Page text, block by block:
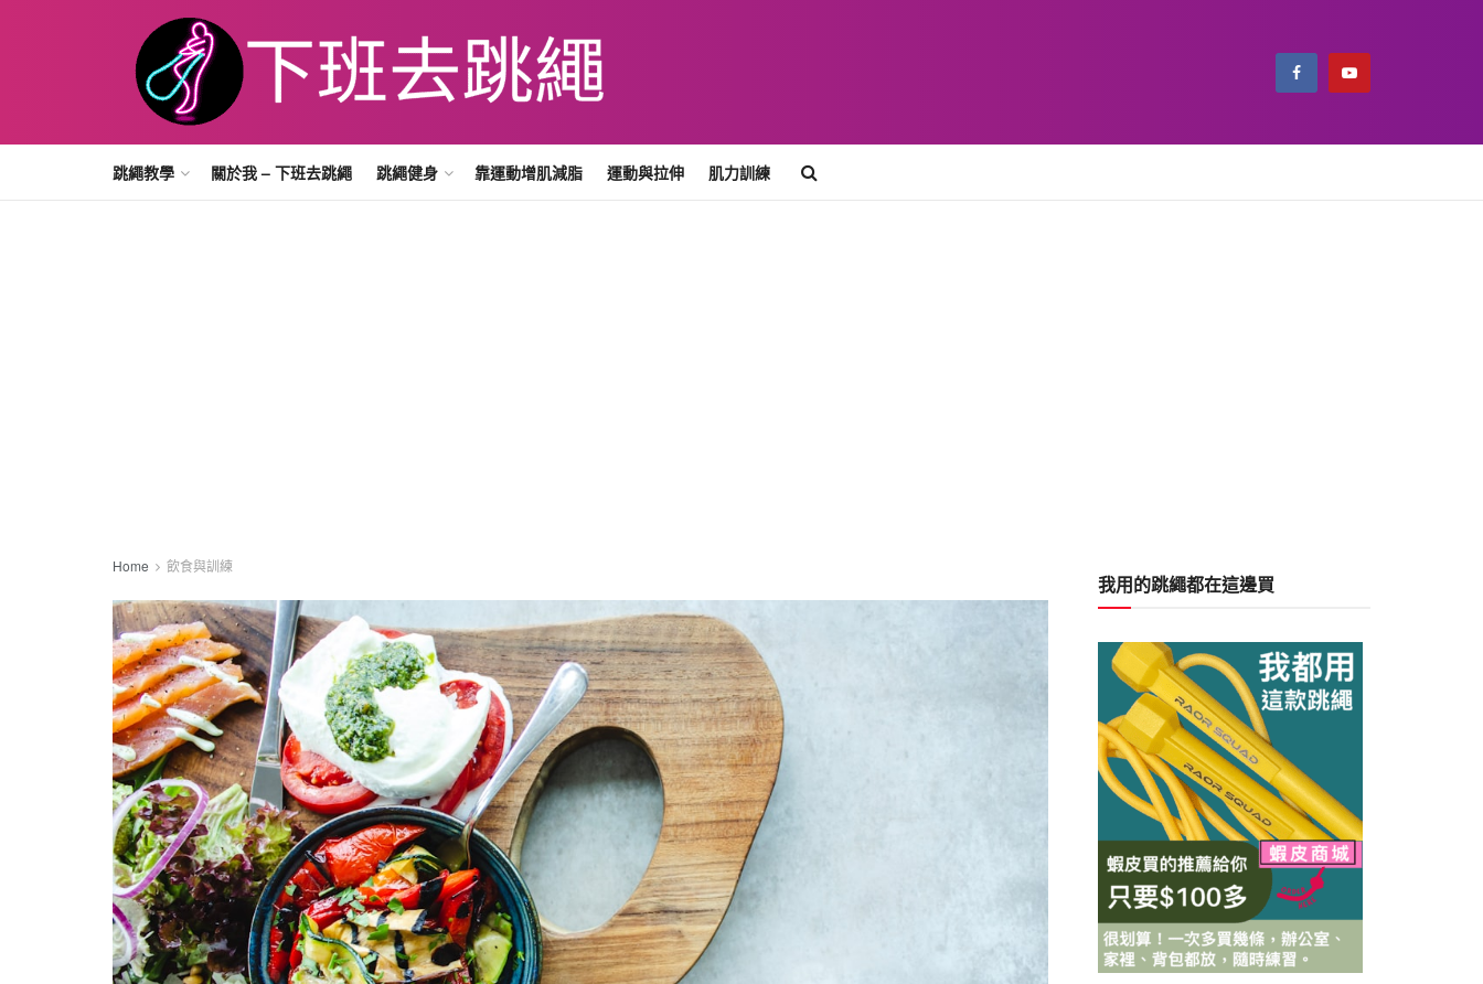
跳繩教學 關於我 – 下班去跳繩 跳繩健身 靠運動增肌減脂 運動與拉伸 肌力訓練
Home 飲食與訓練
我用的跳繩都在這邊買